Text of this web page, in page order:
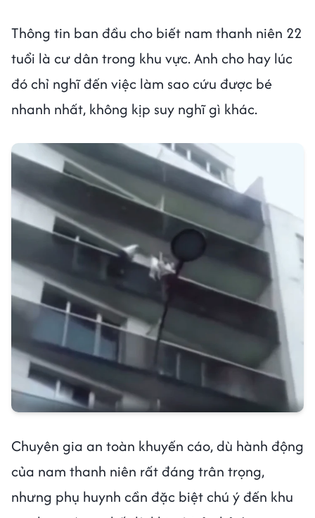
Thông tin ban đầu cho biết nam thanh niên 22
tuổi là cư dân trong khu vực. Anh cho hay lúc
đó chỉ nghĩ đến việc làm sao cứu được bé
nhanh nhất, không kịp suy nghĩ gì khác.
Chuyên gia an toàn khuyến cáo, dù hành động
của nam thanh niên rất đáng trân trọng,
nhưng phụ huynh cần đặc biệt chú ý đến khu